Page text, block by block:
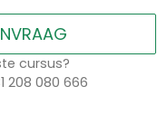
cursus?
208 080 666